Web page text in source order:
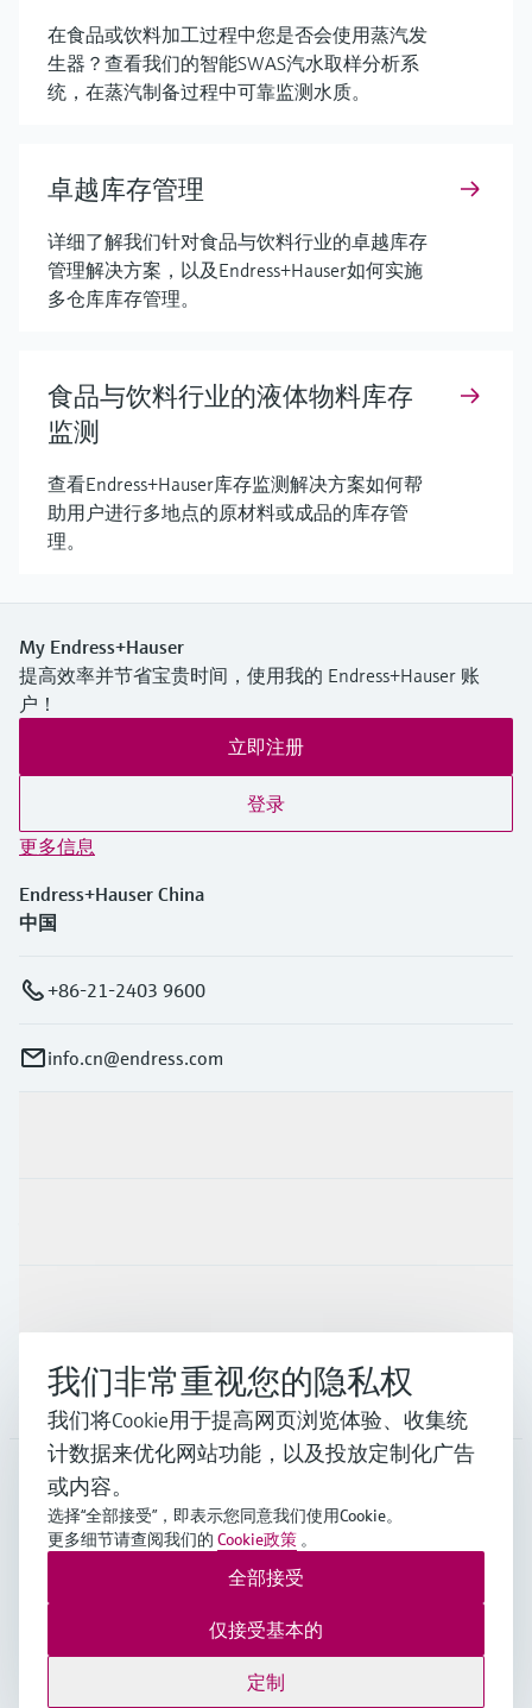
在食品或饮料加工过程中您是否会使用蒸汽发
生器？查看我们的智能SWAS汽水取样分析系
统，在蒸汽制备过程中可靠监测水质。
卓越库存管理
详细了解我们针对食品与饮料行业的卓越库存
管理解决方案，以及Endress+Hauser如何实施
多仓库库存管理。
食品与饮料行业的液体物料库存
监测
查看Endress+Hauser库存监测解决方案如何帮
助用户进行多地点的原材料或成品的库存管
理。
My Endress+Hauser
提高效率并节省宝贵时间，使用我的 Endress+Hauser 账
户！
立即注册
登录
更多信息
Endress+Hauser China
中国
+86-21-2403 9600
info.cn@endress.com
公司
CHN•中文
Endress+Hauser Group Services AG ©版权所有
数据保护通用条款与条件规范及营业执照
沪ICP备18006034号沪公网安备 31011202012364号
我们非常重视您的隐私权
我们将Cookie用于提高网页浏览体验、收集统
计数据来优化网站功能，以及投放定制化广告
或内容。
选择“全部接受”，即表示您同意我们使用Cookie。
更多细节请查阅我们的 Cookie政策 。
定制
仅接受基本的
全部接受